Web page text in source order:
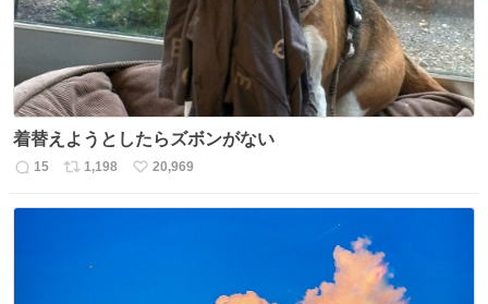
着替えようとしたらズボンがない
返
15
リ
1,198
い
20,969